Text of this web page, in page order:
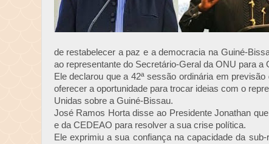
de restabelecer a paz e a democracia na Guiné-
ao representante do Secretário-Geral da ONU para
Ele declarou que a 42ª sessão ordinária em
oferecer a oportunidade para trocar ideias com o
Unidas sobre a Guiné-Bissau.
José Ramos Horta disse ao Presidente Jonathan
e da CEDEAO para resolver a sua crise política.
Ele exprimiu a sua confiança na capacidade da